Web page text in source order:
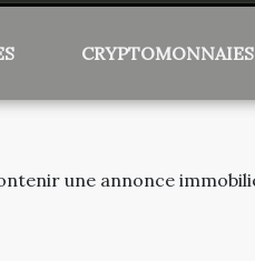
CRYPTOMONNAIES
une annonce